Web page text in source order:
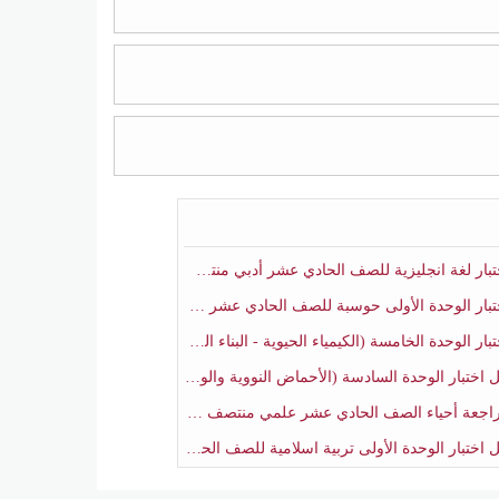
لغة انجليزية للصف الحادي عشر أدبي منتصف الفصل الثاني
الوحدة الأولى حوسبة للصف الحادي عشر علمي منتصف الفصل الثاني
الوحدة الخامسة (الكيمياء الحيوية - البناء الضوئي) أحياء الصف الحادي عشر علمي الفصل الثاني
الوحدة السادسة (الأحماض النووية والوراثة) أحياء الصف الحادي عشر علمي منتصف الفصل الثاني
أحياء الصف الحادي عشر علمي منتصف الفصل الثاني
الوحدة الأولى تربية اسلامية للصف الحادي عشر علمي منتصف الفصل الثاني